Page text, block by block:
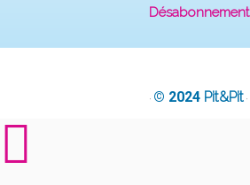
Désabonnement
· © 2024 Pit&Pit ·